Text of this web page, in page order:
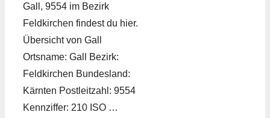
Gall, 9554 im Bezirk
Feldkirchen findest du hier.
Übersicht von Gall
Ortsname: Gall Bezirk:
Feldkirchen Bundesland:
Kärnten Postleitzahl: 9554
Kennziffer: 210 ISO …